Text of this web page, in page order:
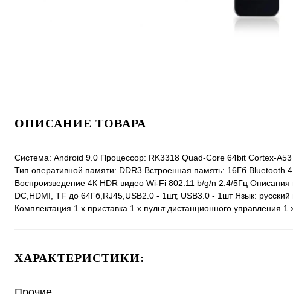
ОПИСАНИЕ ТОВАРА
Система: Android 9.0 Процессор: RK3318 Quad-Core 64bit Cortex-
Тип оперативной памяти: DDR3 Встроенная память: 16Гб
Воспроизведение 4К HDR видео Wi-Fi 802.11 b/g/n 2.4/5Гц
DC,HDMI, TF до 64Гб,RJ45,USB2.0 - 1шт, USB3.0 - 1шт Язык:
Комплектация 1 х приставка 1 х пульт дистанционного управления
ХАРАКТЕРИСТИКИ: